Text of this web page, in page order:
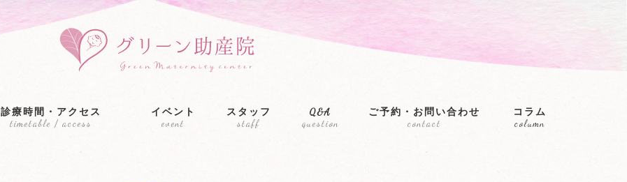
診療時間・アクセス
timetable / access
イベント
event
スタッフ
staff
Q&A
question
ご予約・お問い合わせ
contact
コラム
column